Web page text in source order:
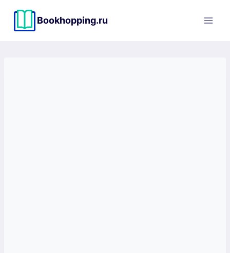
содержимому
Bookhopping.ru